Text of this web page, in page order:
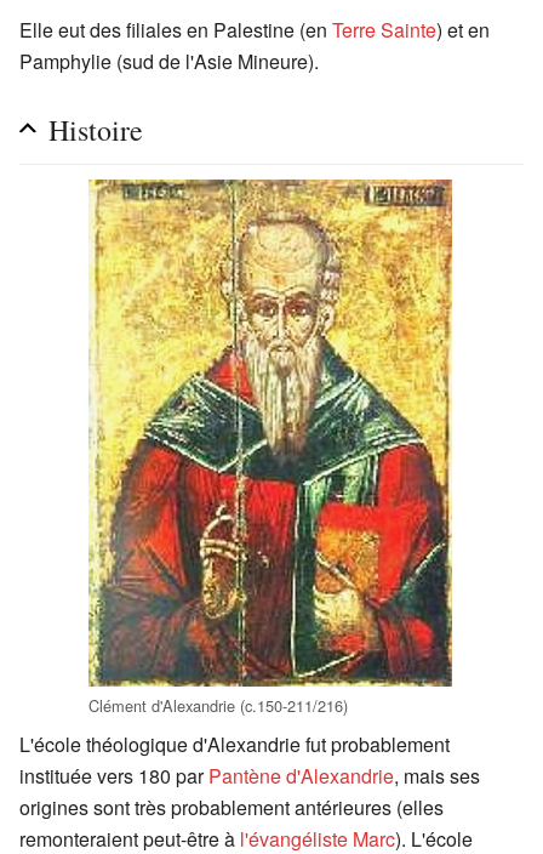
Elle eut des filiales en Palestine (en Terre Sainte) et en
Pamphylie (sud de l'Asie Mineure).
Histoire
Clément d'Alexandrie (c.150-211/216)
L'école théologique d'Alexandrie fut probablement
instituée vers 180 parPantène d'Alexandrie, mais ses
origines sont très probablement antérieures (elles
remonteraient peut-être à l'évangéliste Marc). L'école